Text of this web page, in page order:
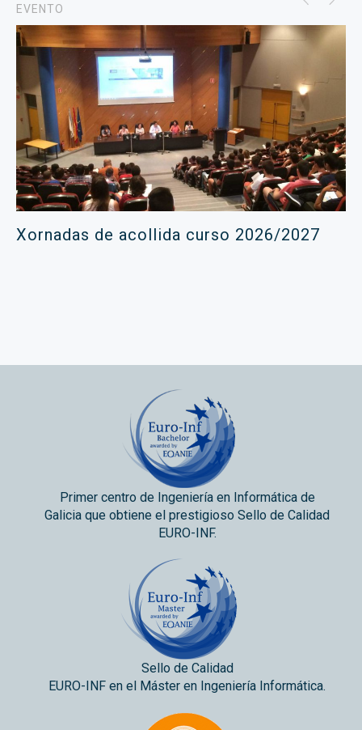
EVENTO
Xornadas de acollida curso 2026/2027
Primer centro de Ingeniería en Informática de
Galicia que obtiene el prestigioso Sello de Calidad
EURO-INF.
Sello de Calidad
EURO-INF en el Máster en Ingeniería Informática.